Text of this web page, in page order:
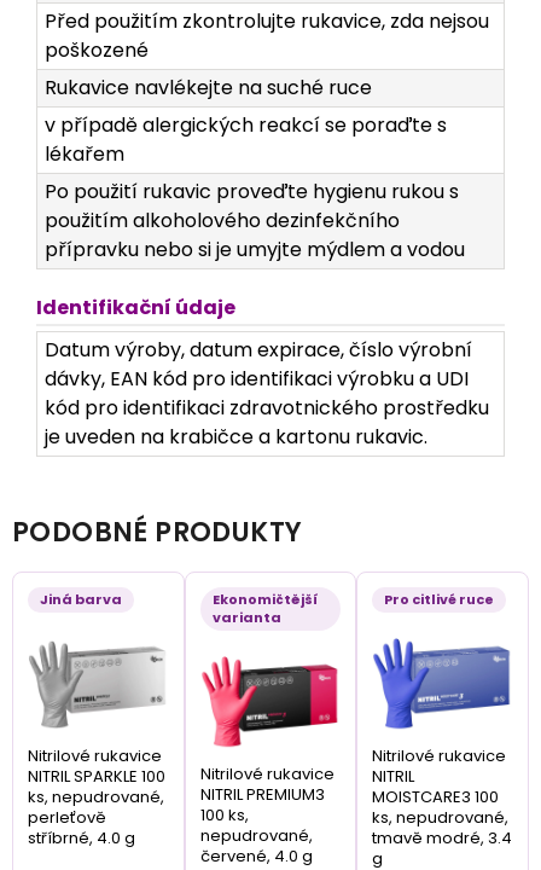
Před použitím zkontrolujte rukavice, zda nejsou
poškozené
Rukavice navlékejte na suché ruce
v případě alergických reakcí se poraďte s
lékařem
Po použití rukavic proveďte hygienu rukou s
použitím alkoholového dezinfekčního
přípravku nebo si je umyjte mýdlem a vodou
Identifikační údaje
Datum výroby, datum expirace, číslo výrobní
dávky, EAN kód pro identifikaci výrobku a UDI
kód pro identifikaci zdravotnického prostředku
je uveden na krabičce a kartonu rukavic.
PODOBNÉ PRODUKTY
Jiná barva
Nitrilové rukavice
NITRIL SPARKLE 100
ks, nepudrované,
perleťově
stříbrné, 4.0 g
Ekonomičtější
varianta
Nitrilové rukavice
NITRIL PREMIUM3
100 ks,
nepudrované,
červené, 4.0 g
Pro citlivé ruce
Nitrilové rukavice
NITRIL
MOISTCARE3 100
ks, nepudrované,
tmavě modré, 3.4
g